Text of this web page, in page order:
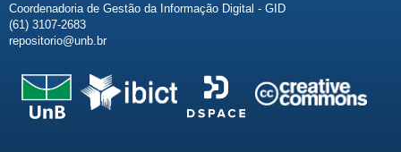
Coordenadoria de Gestão da Informação Digital - GID
(61) 3107-2683
repositorio@unb.br